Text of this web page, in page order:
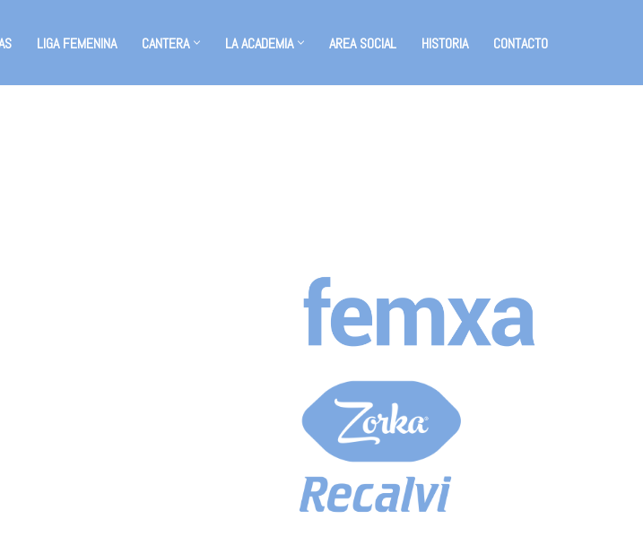
LIGA FEMENINA CANTERA LA ACADEMIA AREA SOCIAL HISTORIA CONTACTO